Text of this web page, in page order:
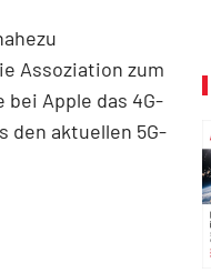
Assoziation zum
bei Apple das 4G-
den aktuellen 5G-